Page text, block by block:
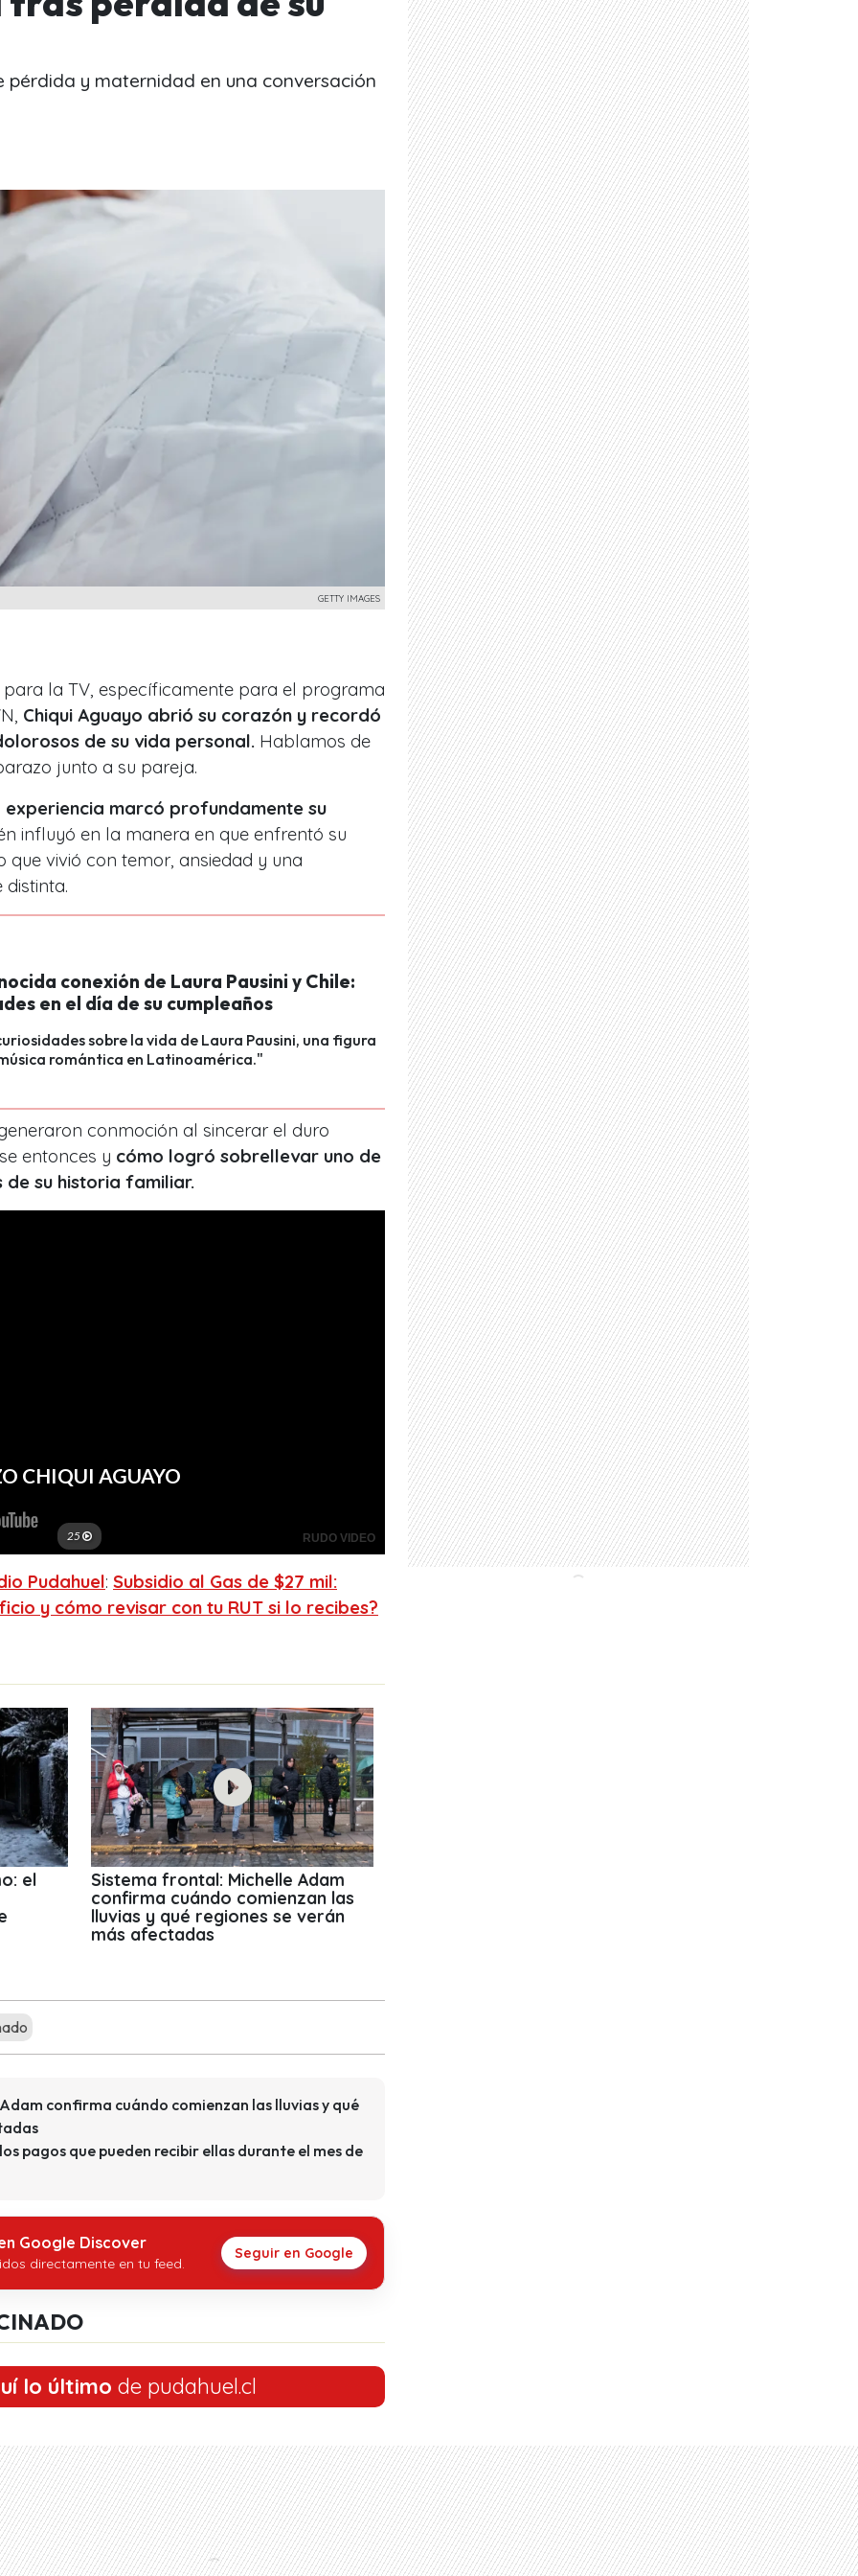
pérdida y maternidad en una conversación
GETTY IMAGES
la TV, específicamente para el programa
Chiqui Aguayo abrió su corazón y recordó
de su vida personal. Hablamos de
junto a su pareja.
marcó profundamente su
influyó en la manera en que enfrentó su
que vivió con temor, ansiedad y una
conexión de Laura Pausini y Chile:
en el día de su cumpleaños
sobre la vida de Laura Pausini, una figura
romántica en Latinoamérica."
conmoción al sincerar el duro
entonces y cómo logró sobrellevar uno de
su historia familiar.
Pudahuel: Subsidio al Gas de $27 mil:
y cómo revisar con tu RUT si lo recibes?
el
Sistema frontal: Michelle Adam
confirma cuándo comienzan las
lluvias y qué regiones se verán
más afectadas
confirma cuándo comienzan las lluvias y qué
pagos que pueden recibir ellas durante el mes de
Google Discover
directamente en tu feed.
Seguir en Google
lo último de pudahuel.cl